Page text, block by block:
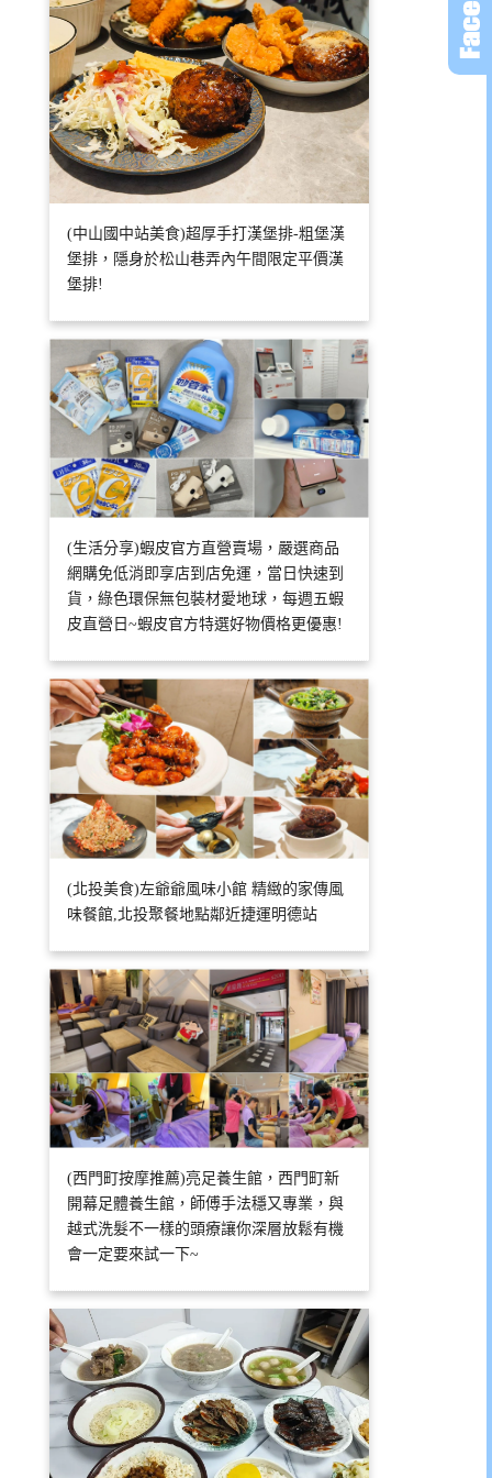
(中山國中站美食)超厚手打漢堡排-粗堡漢
堡排，隱身於松山巷弄內午間限定平價漢
堡排!
(生活分享)蝦皮官方直營賣場，嚴選商品
網購免低消即享店到店免運，當日快速到
貨，綠色環保無包裝材愛地球，每週五蝦
皮直營日~蝦皮官方特選好物價格更優惠!
(北投美食)左爺爺風味小館 精緻的家傳風
味餐館,北投聚餐地點鄰近捷運明德站
(西門町按摩推薦)亮足養生館，西門町新
開幕足體養生館，師傅手法穩又專業，與
越式洗髮不一樣的頭療讓你深層放鬆有機
會一定要來試一下~